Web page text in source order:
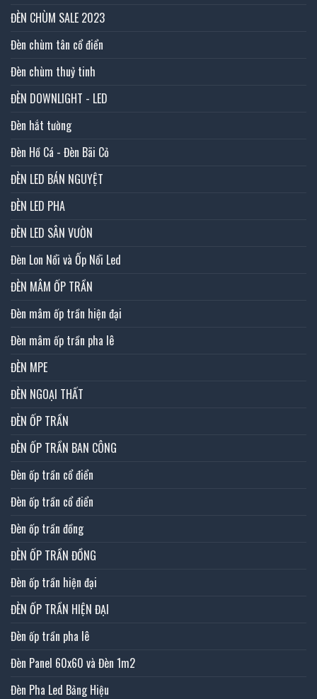
ĐÈN CHÙM SALE 2023
Đèn chùm tân cổ điển
Đèn chùm thuỷ tinh
ĐÈN DOWNLIGHT - LED
Đèn hắt tường
Đèn Hồ Cá - Đèn Bãi Cỏ
ĐÈN LED BÁN NGUYỆT
ĐÈN LED PHA
ĐÈN LED SÂN VƯỜN
Đèn Lon Nổi và Ốp Nổi Led
ĐÈN MÂM ỐP TRẦN
Đèn mâm ốp trần hiện đại
Đèn mâm ốp trần pha lê
ĐÈN MPE
ĐÈN NGOẠI THẤT
ĐÈN ỐP TRẦN
ĐÈN ỐP TRẦN BAN CÔNG
Đèn ốp trần cổ điển
Đèn ốp trần cổ điển
Đèn ốp trần đồng
ĐÈN ỐP TRẦN ĐỒNG
Đèn ốp trần hiện đại
ĐÈN ỐP TRẦN HIỆN ĐẠI
Đèn ốp trần pha lê
Đèn Panel 60x60 và Đèn 1m2
Đèn Pha Led Bảng Hiệu